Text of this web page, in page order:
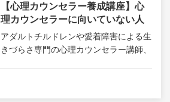
【心理カウンセラー養成講座】心
理カウンセラーに向いていない人
の特徴3選
アダルトチルドレンや愛着障害による生
きづらさ専門の心理カウンセラー講師、